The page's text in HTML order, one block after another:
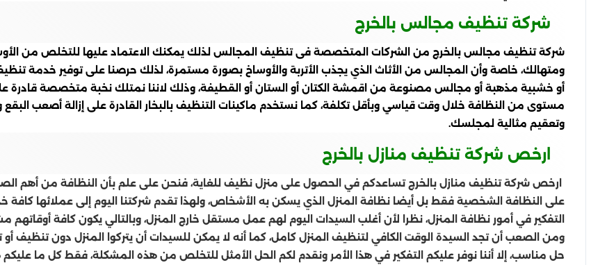
شركة تنظيف مجالس بالخرج
شركة تنظيف مجالس بالخرج من الشركات المتخصصة فى تنظيف المجالس لذلك يمكنك الاعتماد عليها للتخلص من
ومتهالك، خاصة وأن المجالس من الأثاث الذي يجذب الأتربة والأوساخ بصورة مستمرة، لذلك حرصنا على توفير خدمة
أو خشبية مذهبة أو مجالس مصنوعة من اقمشة الكتان أو الستان أو القطيفة، وذلك لاننا نمتلك نخبة متخصصة قادرة
مستوى من النظافة خلال وقت قياسي وبأقل تكلفة، كما نستخدم ماكينات التنظيف بالبخار القادرة على إزالة أصعب
وتعقيم مثالية لمجلسك.
ارخص شركة تنظيف منازل بالخرج
ارخص شركة تنظيف منازل بالخرج تساعدكم في الحصول على منزل نظيف للغاية، فنحن على علم بأن النظافة من أهم
على النظافة الشخصية فقط بل أيضا نظافة المنزل الذي يسكن به الأشخاص، ولهذا تقدم شركتنا اليوم إلى عملائها
التفكير في أمور نظافة المنزل، نظرا لأن أغلب السيدات اليوم لهم عمل مستقل خارج المنزل، وبالتالي يكون كافة
ومن الصعب أن تجد السيدة الوقت الكافي لتنظيف المنزل كامل، كما أنه لا يمكن للسيدات أن يتركوا المنزل دون تنظيف أو
حل مناسب، إلا أننا نوفر عليكم التفكير في هذا الأمر ونقدم لكم الحل الأمثل للتخلص من هذه المشكلة، فقط كل ما